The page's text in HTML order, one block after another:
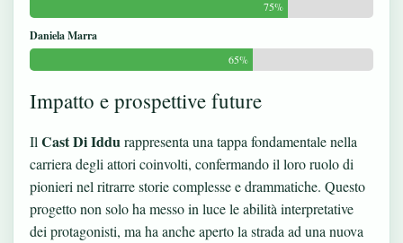
75%
Daniela Marra
65%
Impatto e prospettive future
Il Cast Di Iddurappresenta una tappa fondamentale nella
carriera degli attori coinvolti, confermando il loro ruolo di
pionieri nel ritrarre storie complesse e drammatiche. Questo
progetto non solo ha messo in luce le abilità interpretative
dei protagonisti, ma ha anche aperto la strada ad una nuova